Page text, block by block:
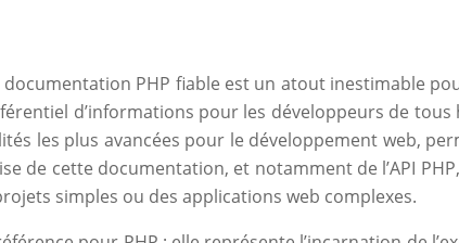
PHP fiable est un atout inestimable
d’informations pour les développeurs de
les plus avancées pour le développement web,
de cette documentation, et notamment de l’API
simples ou des applications web complexes.